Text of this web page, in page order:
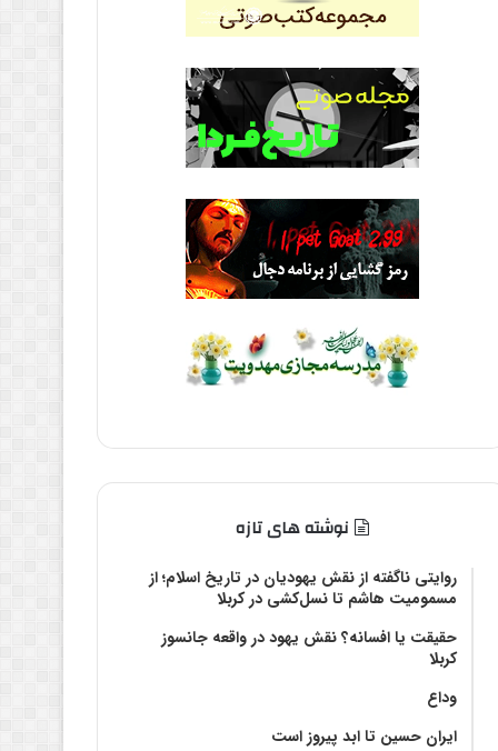
نوشته های تازه
روایتی ناگفته از نقش یهودیان در تاریخ اسلام؛ از
مسمومیت هاشم تا نسل‌کشی در کربلا
حقیقت یا افسانه؟‌ نقش یهود در واقعه جانسوز
کربلا
وداع
ایران حسین تا ابد پیروز است